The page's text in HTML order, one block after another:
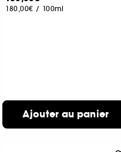
180,00€ / 100ml
Ajouter au panier